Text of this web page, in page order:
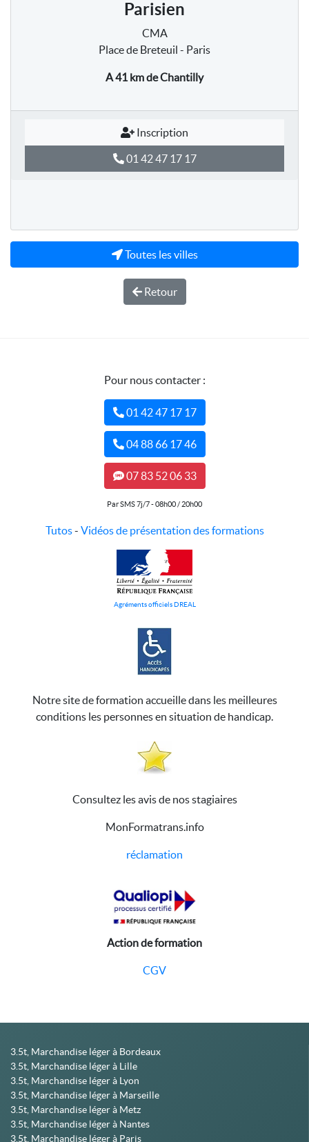
Parisien
CMA
Place de Breteuil - Paris
A 41 kmde Chantilly
Inscription
01 42 47 17 17
Toutes les villes
Retour
Pour nous contacter :
01 42 47 17 17
04 88 66 17 46
07 83 52 06 33
Par SMS 7j/7 - 08h00 / 20h00
Tutos- Vidéos de présentation des formations
Agréments officiels DREAL
Notre site de formation accueille dans les meilleures
conditions les personnes en situation de handicap.
Consultez les avis de nos stagiaires
MonFormatrans.info
réclamation
Action de formation
CGV
3.5t, Marchandise léger à Bordeaux
3.5t, Marchandise léger à Lille
3.5t, Marchandise léger à Lyon
3.5t, Marchandise léger à Marseille
3.5t, Marchandise léger à Metz
3.5t, Marchandise léger à Nantes
3.5t, Marchandise léger à Paris